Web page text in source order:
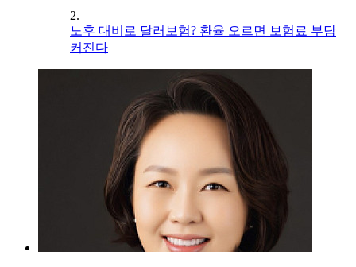
2.
노후 대비로 달러보험? 환율 오르면 보험료 부담
커진다